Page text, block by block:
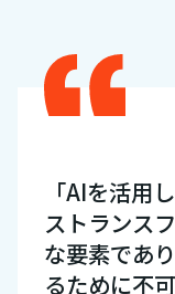
「AIを活用
ストランス
な要素であ
るために不